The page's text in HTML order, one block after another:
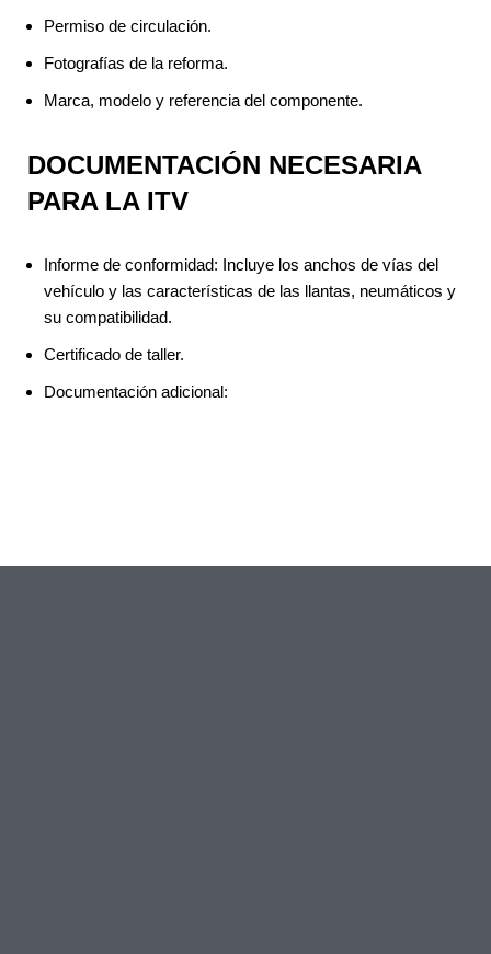
Permiso de circulación.
Fotografías de la reforma.
Marca, modelo y referencia del componente.
DOCUMENTACIÓN NECESARIA
PARA LA ITV
Informe de conformidad: Incluye los anchos de vías del
vehículo y las características de las llantas, neumáticos y
su compatibilidad.
Certificado de taller.
Documentación adicional: